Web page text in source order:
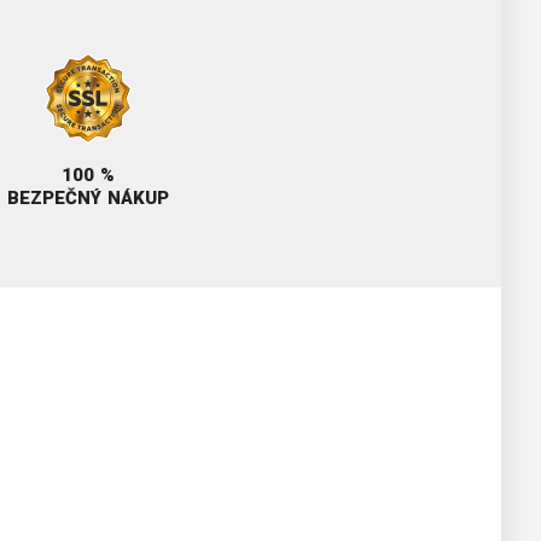
100 %
BEZPEČNÝ NÁKUP